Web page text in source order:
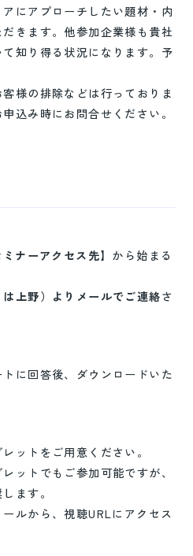
にアプローチしたい題材・内
きます。他参加企業様も貴社
知り得る状況になります。予
様の排除などは行っておりま
込み時にお問合せください。
ミナーアクセス先】 から始まる
上野）よりメールでご連絡さ
に回答後、ダウンロードいた
ットをご用意ください。
ットでもご参加可能ですが、
ます。
ルから、視聴URLにアクセス